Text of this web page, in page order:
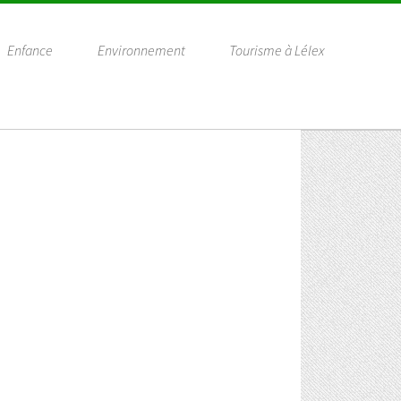
Enfance Environnement Tourisme à Lélex